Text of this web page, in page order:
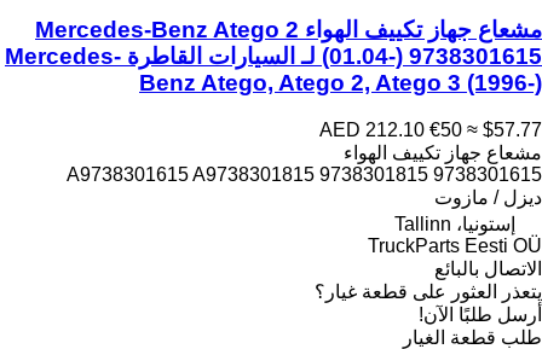
مشعاع جهاز تكييف الهواء Mercedes-Benz Atego 2
(01.04-) 9738301615 لـ السيارات القاطرة Mercedes-
Benz Atego, Atego 2, Atego 3 (1996-)
AED 212.10 €50 ≈ $57.77
مشعاع جهاز تكييف الهواء
9738301615 A9738301615 A9738301815 9738301815
ديزل / مازوت
إستونيا، Tallinn
TruckParts Eesti OÜ
الاتصال بالبائع
يتعذر العثور على قطعة غيار؟
أرسل طلبًا الآن!
طلب قطعة الغيار